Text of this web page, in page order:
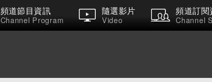
頻道節目資訊
Channel Program
隨選影片
Video
頻道訂閱
Channel